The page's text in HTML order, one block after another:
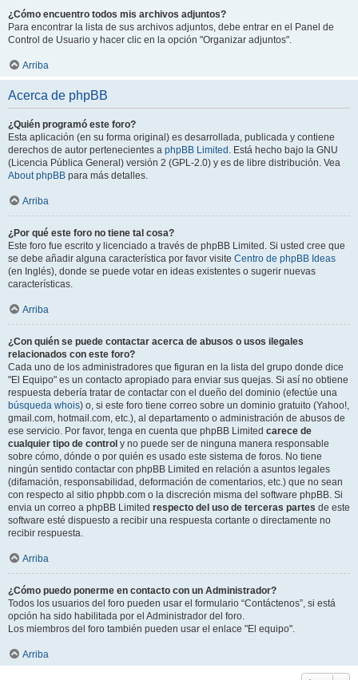
¿Cómo encuentro todos mis archivos adjuntos?
Para encontrar la lista de sus archivos adjuntos, debe entrar en el Panel de
Control de Usuario y hacer clic en la opción "Organizar adjuntos".
Arriba
Acerca de phpBB
¿Quién programó este foro?
Esta aplicación (en su forma original) es desarrollada, publicada y contiene
derechos de autor pertenecientes a phpBB Limited . Está hecho bajo la GNU
(Licencia Pública General) versión 2 (GPL-2.0) y es de libre distribución. Vea
About phpBB para más detalles.
Arriba
¿Por qué este foro no tiene tal cosa?
Este foro fue escrito y licenciado a través de phpBB Limited. Si usted cree que
se debe añadir alguna característica por favor visite Centro de phpBB Ideas
(en Inglés), donde se puede votar en ideas existentes o sugerir nuevas
características.
Arriba
¿Con quién se puede contactar acerca de abusos o usos ilegales
relacionados con este foro?
Cada uno de los administradores que figuran en la lista del grupo donde dice
"El Equipo" es un contacto apropiado para enviar sus quejas. Si así no obtiene
respuesta debería tratar de contactar con el dueño del dominio (efectúe una
búsqueda whois) o, si este foro tiene correo sobre un dominio gratuito (Yahoo!,
gmail.com, hotmail.com, etc.), al departamento o administración de abusos de
ese servicio. Por favor, tenga en cuenta que phpBB Limited carece de
cualquier tipo de control y no puede ser de ninguna manera responsable
sobre cómo, dónde o por quién es usado este sistema de foros. No tiene
ningún sentido contactar con phpBB Limited en relación a asuntos legales
(difamación, responsabilidad, deformación de comentarios, etc.) que no sean
con respecto al sitio phpbb.com o la discreción misma del software phpBB. Si
envia un correo a phpBB Limited respecto del uso de terceras partes de este
software esté dispuesto a recibir una respuesta cortante o directamente no
recibir respuesta.
Arriba
¿Cómo puedo ponerme en contacto con un Administrador?
Todos los usuarios del foro pueden usar el formulario “Contáctenos”, si está
opción ha sido habilitada por el Administrador del foro.
Los miembros del foro también pueden usar el enlace "El equipo".
Arriba